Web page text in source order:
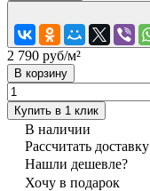
2 790 руб/м²
В корзину
Купить в 1 клик
В наличии
Рассчитать доставку
Нашли дешевле?
Хочу в подарок